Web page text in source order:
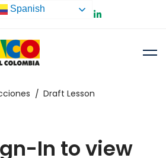
Draft Lesson
In to view
Spanish